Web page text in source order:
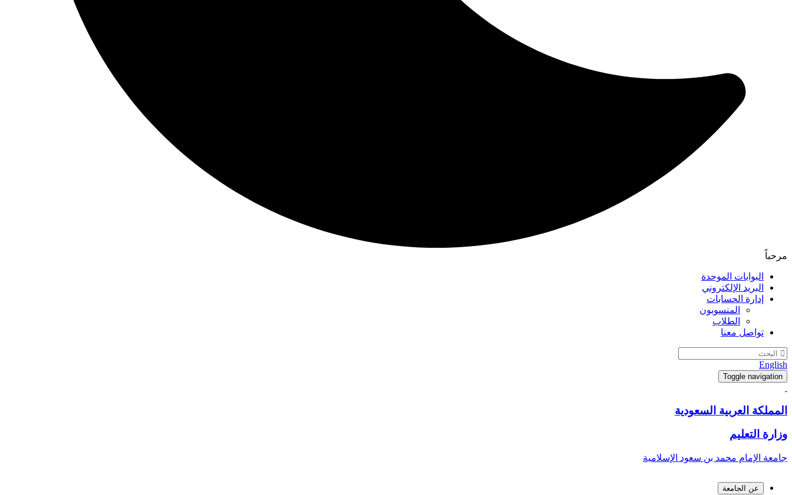
مرحباً
البوابات الموحدة
البريد الإلكتروني
إدارة الحسابات
المنسوبون
الطلاب
تواصل معنا
English
Toggle navigation
المملكة العربية السعودية
وزارة التعليم
جامعة الإمام محمد بن سعود الإسلامية
عن الجامعة